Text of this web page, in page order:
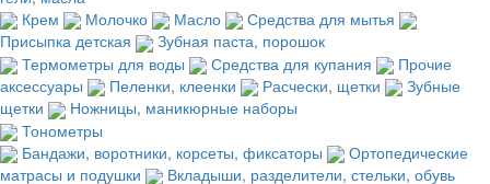
Крем
Молочко Масло
Средства для мытья
Присыпка детская
Зубная паста, порошок
Термометры для воды
Средства для купания
Прочие
аксессуары
Пеленки, клеенки Расчески, щетки
Зубные
щетки
Ножницы, маникюрные наборы
Тонометры
Бандажи, воротники, корсеты, фиксаторы
Ортопедические
матрасы и подушки
Вкладыши, разделители, стельки, обувь